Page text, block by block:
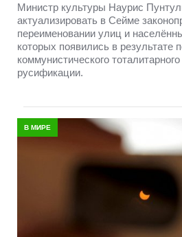
Министр культуры Наурис
актуализировать в Сейме
переименовании улиц и
которых появились в результате
коммунистического
русификации.
В МИРЕ